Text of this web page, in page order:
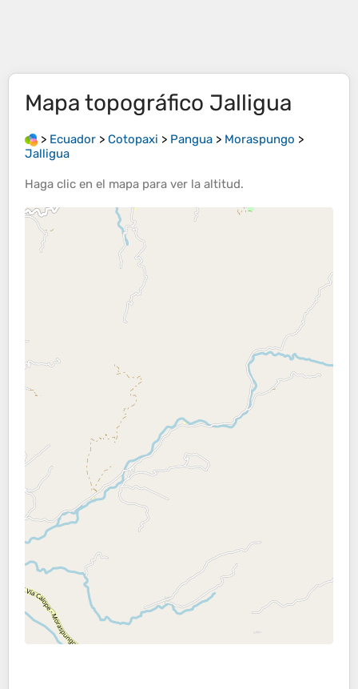
Mapa topográfico Jalligua
> Ecuador > Cotopaxi > Pangua > Moraspungo >
Jalligua
Haga clic en el mapa para ver la altitud.